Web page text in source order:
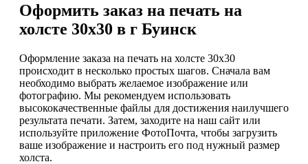
Оформить заказ на печать на
холсте 30х30 в г Буинск
Оформление заказа на печать на холсте 30х30
происходит в несколько простых шагов. Сначала вам
необходимо выбрать желаемое изображение или
фотографию. Мы рекомендуем использовать
высококачественные файлы для достижения наилучшего
результата печати. Затем, заходите на наш сайт или
используйте приложение ФотоПочта, чтобы загрузить
ваше изображение и настроить его под нужный размер
холста.